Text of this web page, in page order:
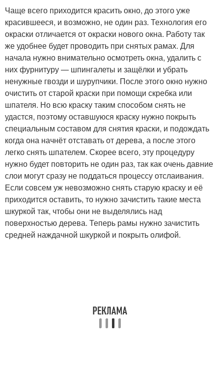
Чаще всего приходится красить окно, до этого уже
красившееся, и возможно, не один раз. Технология его
окраски отличается от окраски нового окна. Работу так
же удобнее будет проводить при снятых рамах. Для
начала нужно внимательно осмотреть окна, удалить с
них фурнитуру — шпингалеты и защёлки и убрать
ненужные гвозди и шурупчики. После этого окно нужно
очистить от старой краски при помощи скребка или
шпателя. Но всю краску таким способом снять не
удастся, поэтому оставшуюся краску нужно покрыть
специальным составом для снятия краски, и подождать
когда она начнёт отставать от дерева, а после этого
легко снять шпателем. Скорее всего, эту процедуру
нужно будет повторить не один раз, так как очень давние
слои могут сразу не поддаться процессу отслаивания.
Если совсем уж невозможно снять старую краску и её
приходится оставить, то нужно зачистить такие места
шкуркой так, чтобы они не выделялись над
поверхностью дерева. Теперь рамы нужно зачистить
средней наждачной шкуркой и покрыть олифой.